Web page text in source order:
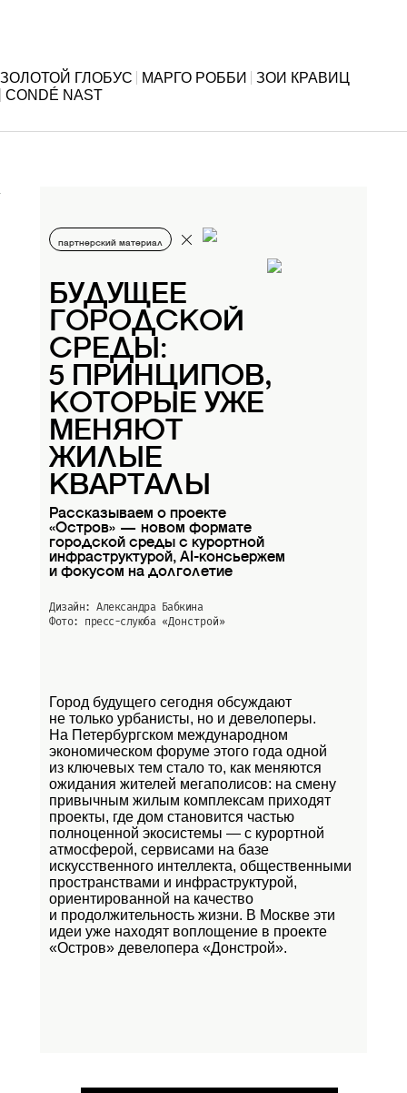
ЗОЛОТОЙ ГЛОБУС МАРГО РОББИ
ЗОИ КРАВИЦ
CONDÉ NAST
партнерский материал
БУДУЩЕЕ
ГОРОДСКОЙ
СРЕДЫ:
5 ПРИНЦИПОВ,
КОТОРЫЕ УЖЕ
МЕНЯЮТ
ЖИЛЫЕ
КВАРТАЛЫ
Рассказываем о проекте
«Остров» — новом формате
городской среды с курортной
инфраструктурой, AI-консьержем
и фокусом на долголетие
Дизайн: Александра Бабкина
Фото: пресс-слуюба «Донстрой»
Город будущего сегодня обсуждают
не только урбанисты, но и девелоперы.
На Петербургском международном
экономическом форуме этого года одной
из ключевых тем стало то, как меняются
ожидания жителей мегаполисов: на смену
привычным жилым комплексам приходят
проекты, где дом становится частью
полноценной экосистемы — с курортной
атмосферой, сервисами на базе
искусственного интеллекта, общественными
пространствами и инфраструктурой,
ориентированной на качество
и продолжительность жизни. В Москве эти
идеи уже находят воплощение в проекте
«Остров» девелопера «Донстрой».